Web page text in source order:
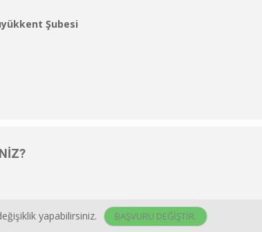
Şubesi
yapabilirsiniz. BAŞVURU DEĞIŞTIR.